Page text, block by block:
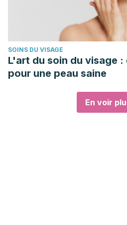
SOINS DU VISAGE
L'art du soin du visage
pour une peau saine
En voir